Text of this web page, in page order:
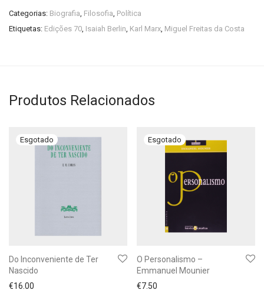
Categorias: Biografia, Filosofia, Política
Etiquetas: Edições 70, Isaiah Berlin, Karl Marx, Miguel Freitas da Costa
Produtos Relacionados
Do Inconveniente de Ter
Nascido
€16.00
O Personalismo –
Emmanuel Mounier
€7.50